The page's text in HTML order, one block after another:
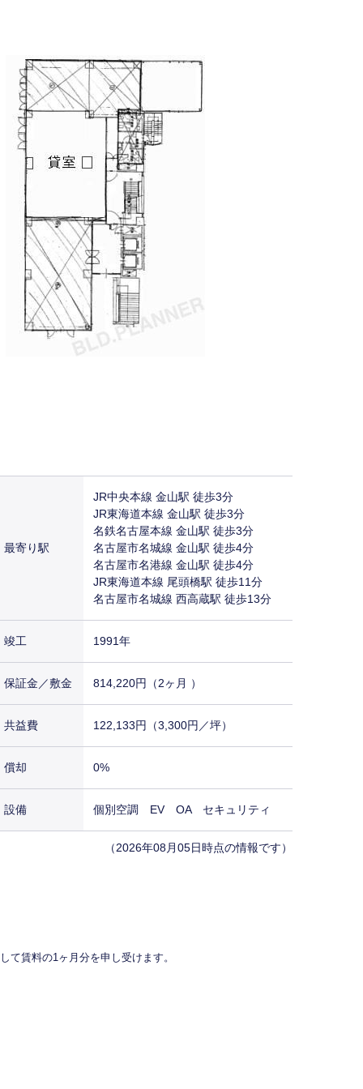
最寄り駅
JR中央本線 金山駅 徒歩3分
JR東海道本線 金山駅 徒歩3分
名鉄名古屋本線 金山駅 徒歩3分
名古屋市名城線 金山駅 徒歩4分
名古屋市名港線 金山駅 徒歩4分
JR東海道本線 尾頭橋駅 徒歩11分
名古屋市名城線 西高蔵駅 徒歩13分
竣工 1991年
保証金／敷金 814,220円（2ヶ月 ）
共益費 122,133円（3,300円／坪）
償却 0%
設備 個別空調 EV OA セキュリティ
（2026年08月05日時点の情報です）
て賃料の1ヶ月分を申し受けます。